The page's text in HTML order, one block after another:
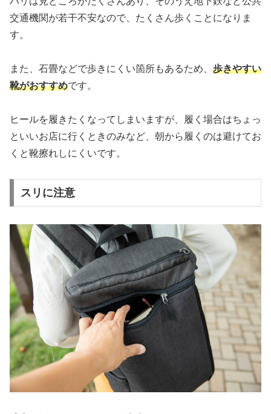
交通機関が若干不安なので、たくさん歩くことになりま
す。
また、石畳などで歩きにくい箇所もあるため、 歩きやすい
靴がおすすめです。
ヒールを履きたくなってしまいますが、履く場合はちょっ
といいお店に行くときのみなど、朝から履くのは避けてお
くと靴擦れしにくいです。
スリに注意